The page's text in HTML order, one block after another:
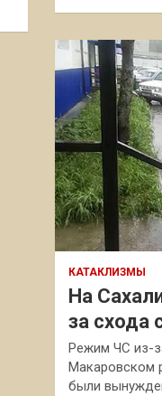
КАТАКЛИЗМЫ
На
за схода
Режим ЧС из-
Макаровском
были